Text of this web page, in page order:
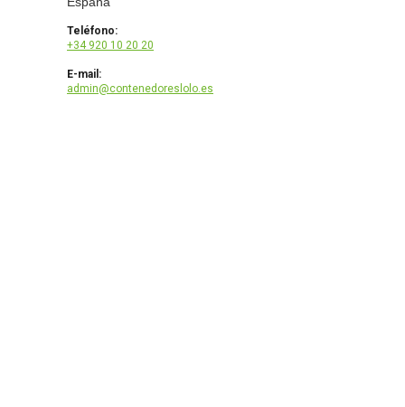
Teléfono:
+34 920 10 20 20
E-mail:
admin@contenedoreslolo.es